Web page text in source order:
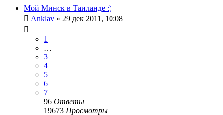
Мой Минск в Таиланде :)
Anklav » 29 дек 2011, 10:08
1
…
3
4
5
6
7
96 Ответы
19673 Просмотры